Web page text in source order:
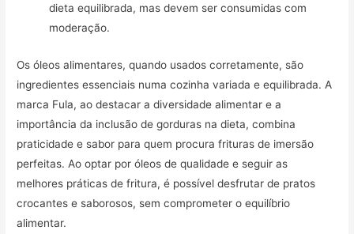
dieta equilibrada, mas devem ser consumidas com
moderação.
Os óleos alimentares, quando usados corretamente, são
ingredientes essenciais numa cozinha variada e equilibrada. A
marca Fula, ao destacar a diversidade alimentar e a
importância da inclusão de gorduras na dieta, combina
praticidade e sabor para quem procura frituras de imersão
perfeitas. Ao optar por óleos de qualidade e seguir as
melhores práticas de fritura, é possível desfrutar de pratos
crocantes e saborosos, sem comprometer o equilíbrio
alimentar.